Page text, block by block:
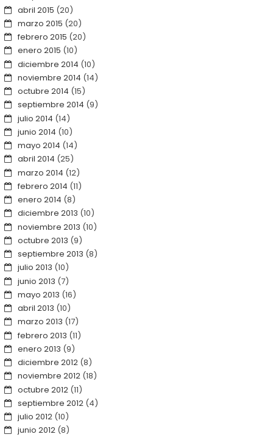
abril 2015 (20)
marzo 2015 (20)
febrero 2015 (20)
enero 2015 (10)
diciembre 2014 (10)
noviembre 2014 (14)
octubre 2014 (15)
septiembre 2014 (9)
julio 2014 (14)
junio 2014 (10)
mayo 2014 (14)
abril 2014 (25)
marzo 2014 (12)
febrero 2014 (11)
enero 2014 (8)
diciembre 2013 (10)
noviembre 2013 (10)
octubre 2013 (9)
septiembre 2013 (8)
julio 2013 (10)
junio 2013 (7)
mayo 2013 (16)
abril 2013 (10)
marzo 2013 (17)
febrero 2013 (11)
enero 2013 (9)
diciembre 2012(8)
noviembre 2012(18)
octubre 2012(11)
septiembre 2012(4)
julio 2012(10)
junio 2012(8)